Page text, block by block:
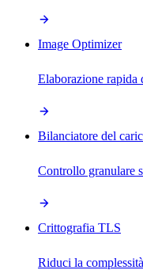
Image Optimizer
Elaborazione rapida
Bilanciatore del
Controllo granulare
Crittografia TLS
Riduci la